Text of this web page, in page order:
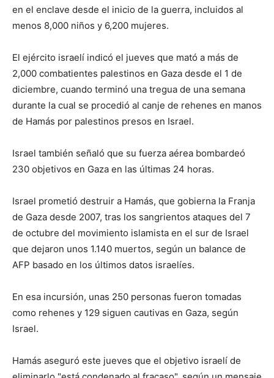
en el enclave desde el inicio de la guerra, incluidos al
menos 8,000 niños y 6,200 mujeres.
El ejército israelí indicó el jueves que mató a más de
2,000 combatientes palestinos en Gaza desde el 1 de
diciembre, cuando terminó una tregua de una semana
durante la cual se procedió al canje de rehenes en manos
de Hamás por palestinos presos en Israel.
Israel también señaló que su fuerza aérea bombardeó
230 objetivos en Gaza en las últimas 24 horas.
Israel prometió destruir a Hamás, que gobierna la Franja
de Gaza desde 2007, tras los sangrientos ataques del 7
de octubre del movimiento islamista en el sur de Israel
que dejaron unos 1.140 muertos, según un balance de
AFP basado en los últimos datos israelíes.
En esa incursión, unas 250 personas fueron tomadas
como rehenes y 129 siguen cautivas en Gaza, según
Israel.
Hamás aseguró este jueves que el objetivo israelí de